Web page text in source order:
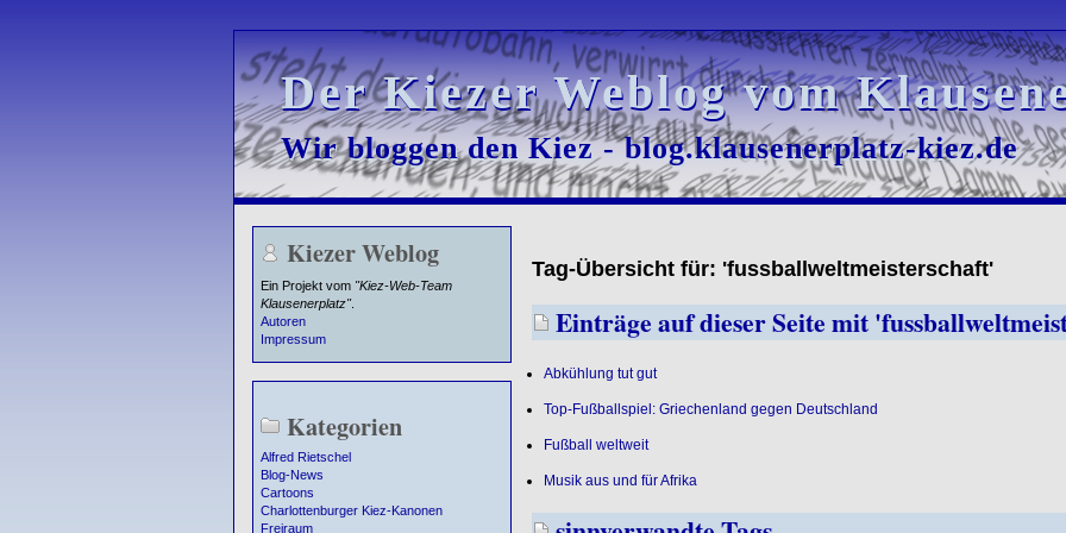
Der Kiezer Weblog vom
Der Kiezer Weblog vom
Wir bloggen den Kiez - blog.klausenerplatz-kiez.de
Wir bloggen den Kiez - blog.klausenerplatz-kiez.de
Kiezer Weblog
Ein Projekt vom "Kiez-Web-Team
Klausenerplatz".
Autoren
Impressum
Kategorien
Alfred Rietschel
Blog-News
Cartoons
Charlottenburger Kiez-Kanonen
Freiraum
Tag-Übersicht für: 'fussballweltmeisterschaft'
Einträge auf dieser Seite mit
Abkühlung tut gut
Top-Fußballspiel: Griechenland gegen Deutschland
Fußball weltweit
Musik aus und für Afrika